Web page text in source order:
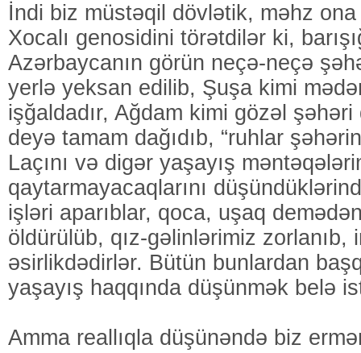
İndi biz müstəqil dövlətik, məhz
Xocalı genosidini törətdilər ki,
Azərbaycanın görün neçə-neçə
yerlə yeksan edilib, Şuşa kimi
işğaldadır, Ağdam kimi gözəl
deyə tamam dağıdıb, “ruhlar
Laçını və digər yaşayış
qaytarmayacaqlarını
işləri aparıblar, qoca, uşaq
öldürülüb, qız-gəlinlərimiz zorlanıb,
əsirlikdədirlər. Bütün bunlardan
yaşayış haqqında düşünmək belə
Amma reallıqla düşünəndə biz